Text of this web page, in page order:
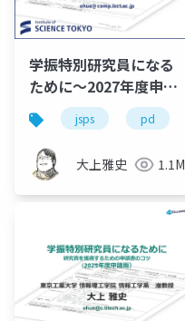
学振特別研究員になる
ために～2027年度申請
版
jsps pd
大上雅史 1.1M